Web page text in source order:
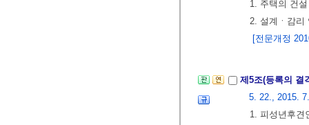
1. 주택의 건
2. 설계ㆍ감리
[전문개정
제5조(등록의 결
5. 22., 2015.
1. 피성년후견